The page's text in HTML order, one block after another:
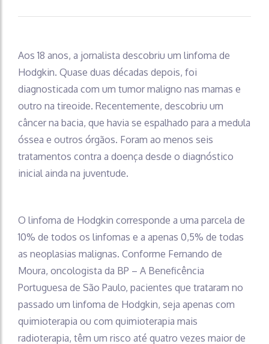
Aos 18 anos, a jornalista descobriu um linfoma de
Hodgkin. Quase duas décadas depois, foi
diagnosticada com um tumor maligno nas mamas e
outro na tireoide. Recentemente, descobriu um
câncer na bacia, que havia se espalhado para a medula
óssea e outros órgãos. Foram ao menos seis
tratamentos contra a doença desde o diagnóstico
inicial ainda na juventude.
O linfoma de Hodgkin corresponde a uma parcela de
10% de todos os linfomas e a apenas 0,5% de todas
as neoplasias malignas. Conforme Fernando de
Moura, oncologista da BP – A Beneficência
Portuguesa de São Paulo, pacientes que trataram no
passado um linfoma de Hodgkin, seja apenas com
quimioterapia ou com quimioterapia mais
radioterapia, têm um risco até quatro vezes maior de